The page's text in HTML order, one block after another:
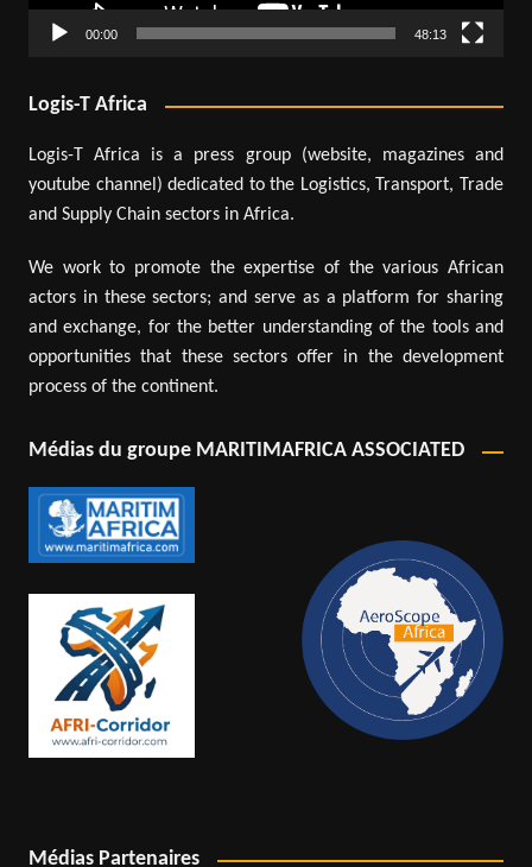
00:00 48:13
Logis-T Africa
Logis-T Africa is a press group (website, magazines and
youtube channel) dedicated to the Logistics, Transport, Trade
and Supply Chain sectors in Africa.
We work to promote the expertise of the various African
actors in these sectors; and serve as a platform for sharing
and exchange, for the better understanding of the tools and
opportunities that these sectors offer in the development
process of the continent.
Médias du groupe MARITIMAFRICA ASSOCIATED
Médias Partenaires